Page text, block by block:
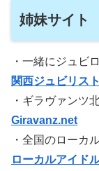
姉妹サイト
・一緒にジュビ
関西ジュビリスト
・ギラヴァンツ
Giravanz.net
・全国のローカ
ローカルアイド